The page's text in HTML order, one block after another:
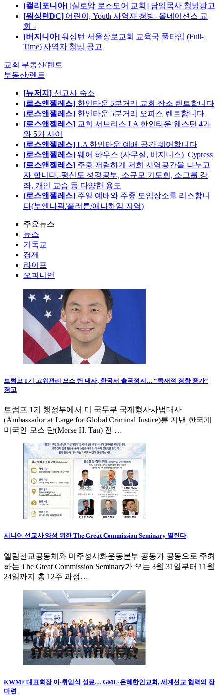
[캘리포니아] [실로암 로스모어 교회] 담임목사 청빙광고
[워싱턴DC] 어린이, Youth 사역자 청빙- 올네이션스 교
회 -
[버지니아] 워싱턴 서울장로교회 교육국 풀타임 (Full-
Time) 사역자 청빙 공고
교회 부동산/렌트
부동산/렌트
[뉴저지] 선교사 숙소
[로스앤젤레스] 한인타운 5분거리 교회 장소 렌트합니다
[로스앤젤레스] 한인타운 5분거리 오피스 렌트합니다
[로스앤젤레스] 교회 서브리스 LA 한인타운 웨스턴 4가
와 5가 사이
[로스앤젤레스] LA 한인타운 예배 공간 쉐어합니다
[로스앤젤레스] 웨어 하우스 (사무실, 비지니스)_Cypress
[로스앤젤레스] 주중 저렴하게 저희 사역공간을 나누고
자 합니다.-평신도 성경공부, 소규모 기도회, 소그룹 강
좌, 개인 교습 등 다양한 용도
[로스앤젤레스] 주일 예배와 주중 모임장소를 리스합니
다(부엔나팍/풀러튼/애나하임 지역)
주요뉴스
뉴스
기독교
경제
라이프
오피니언
트럼프 1기 고위관리 모스 탄 대사, 한국서 출국정지… “독재적 경향 증가”
경고
트럼프 1기 행정부에서 미 국무부 국제형사사법대사
(Ambassador-at-Large for Global Criminal Justice)를 지낸 한국계
미국인 모스 탄(Morse H. Tan) 전 …
시니어 선교사 양성 위한 The Great Commission Seminary 열린다
엘림선교공동체와 미주성시화운동본부 공동가 공동으로 주최
하는 The Great Commission Seminary가 오는 8월 31일부터 11월
24일까지 총 12주 과정…
KWMF 대표회장 이·취임식 성료… GMU·은혜한인교회, 세계선교 협력의 장
마련